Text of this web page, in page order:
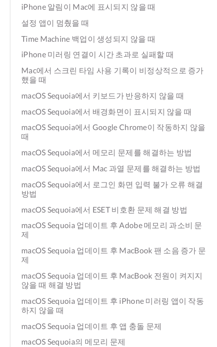
iPhone 알림이 Mac에 표시되지 않을 때
설정 앱이 멈췄을 때
Time Machine 백업이 생성되지 않을 때
iPhone 미러링 연결이 시간 초과로 실패할 때
Mac에서 스크린 타임 사용 기록이 비정상적으로 증가
했을 때
macOS Sequoia에서 키보드가 반응하지 않을 때
macOS Sequoia에서 배경화면이 표시되지 않을 때
macOS Sequoia에서 Google Chrome이 작동하지 않을
때
macOS Sequoia에서 메모리 문제를 해결하는 방법
macOS Sequoia에서 Mac 과열 문제를 해결하는 방법
macOS Sequoia에서 로그인 화면 입력 불가 오류 해결
방법
macOS Sequoia에서 ESET 비호환 문제 해결 방법
macOS Sequoia 업데이트 후 Adobe 메모리 과소비 문
제
macOS Sequoia 업데이트 후 MacBook 팬 소음 증가 문
제
macOS Sequoia 업데이트 후 MacBook 전원이 켜지지
않을 때 해결 방법
macOS Sequoia 업데이트 후 iPhone 미러링 앱이 작동
하지 않을 때
macOS Sequoia 업데이트 후 앱 충돌 문제
macOS Sequoia의 메모리 문제